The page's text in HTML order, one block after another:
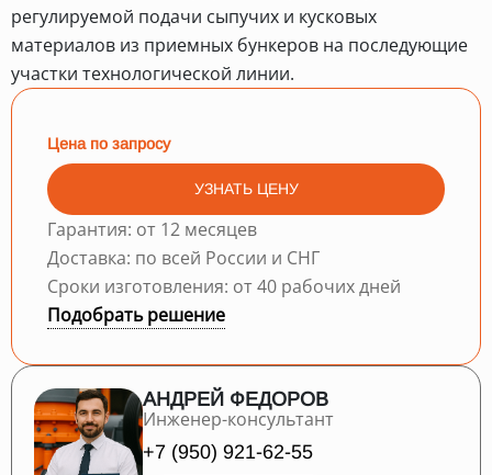
регулируемой подачи сыпучих и кусковых
материалов из приемных бункеров на последующие
участки технологической линии.
Цена по запросу
УЗНАТЬ ЦЕНУ
Гарантия: от 12 месяцев
Доставка: по всей России и СНГ
Сроки изготовления: от 40 рабочих дней
Подобрать решение
АНДРЕЙ ФЕДОРОВ
Инженер-консультант
+7 (950) 921-62-55